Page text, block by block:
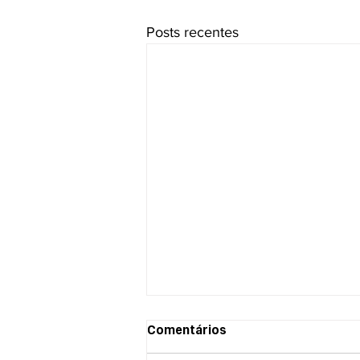
Posts recentes
Liminar determina
manutenção de salários de
contratados por PSS
Comentários